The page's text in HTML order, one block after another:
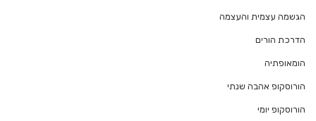
הגשמה עצמית והעצמה
הדרכת הורים
הומאופתיה
הורוסקופ אהבה שנתי
הורוסקופ יומי